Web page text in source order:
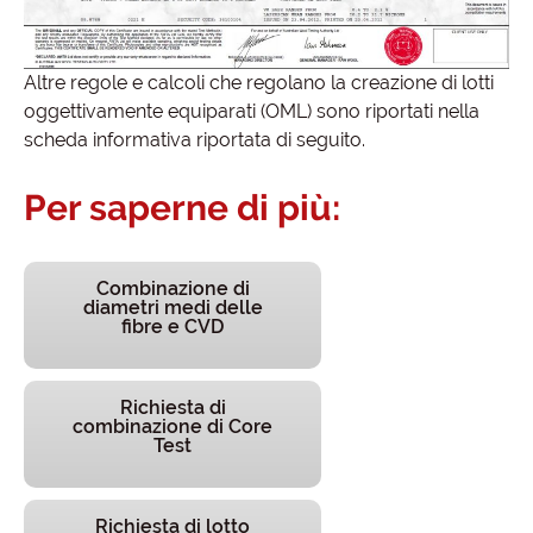
Altre regole e calcoli che regolano la creazione di lotti
oggettivamente equiparati (OML) sono riportati nella
scheda informativa riportata di seguito.
Per saperne di più:
Combinazione di
diametri medi delle
fibre e CVD
Richiesta di
combinazione di Core
Test
Richiesta di lotto